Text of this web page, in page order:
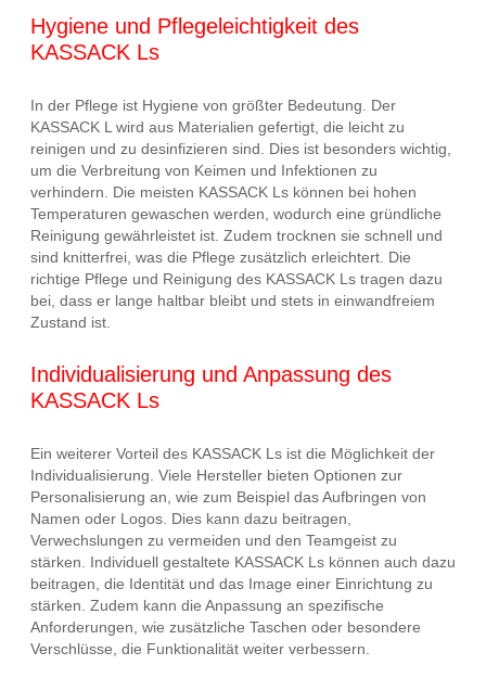
Hygiene und Pflegeleichtigkeit des
KASSACK Ls
In der Pflege ist Hygiene von größter Bedeutung. Der
KASSACK L wird aus Materialien gefertigt, die leicht zu
reinigen und zu desinfizieren sind. Dies ist besonders wichtig,
um die Verbreitung von Keimen und Infektionen zu
verhindern. Die meisten KASSACK Ls können bei hohen
Temperaturen gewaschen werden, wodurch eine gründliche
Reinigung gewährleistet ist. Zudem trocknen sie schnell und
sind knitterfrei, was die Pflege zusätzlich erleichtert. Die
richtige Pflege und Reinigung des KASSACK Ls tragen dazu
bei, dass er lange haltbar bleibt und stets in einwandfreiem
Zustand ist.
Individualisierung und Anpassung des
KASSACK Ls
Ein weiterer Vorteil des KASSACK Ls ist die Möglichkeit der
Individualisierung. Viele Hersteller bieten Optionen zur
Personalisierung an, wie zum Beispiel das Aufbringen von
Namen oder Logos. Dies kann dazu beitragen,
Verwechslungen zu vermeiden und den Teamgeist zu
stärken. Individuell gestaltete KASSACK Ls können auch dazu
beitragen, die Identität und das Image einer Einrichtung zu
stärken. Zudem kann die Anpassung an spezifische
Anforderungen, wie zusätzliche Taschen oder besondere
Verschlüsse, die Funktionalität weiter verbessern.